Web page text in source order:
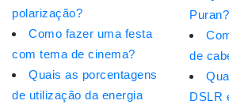
polarização?
Como fazer uma festa
com tema de cinema?
Quais as porcentagens
de utilização da energia
Puran?
de
DSLR